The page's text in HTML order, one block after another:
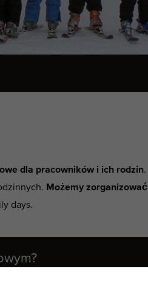
dla pracowników i ich rodzin
Możemy
days.